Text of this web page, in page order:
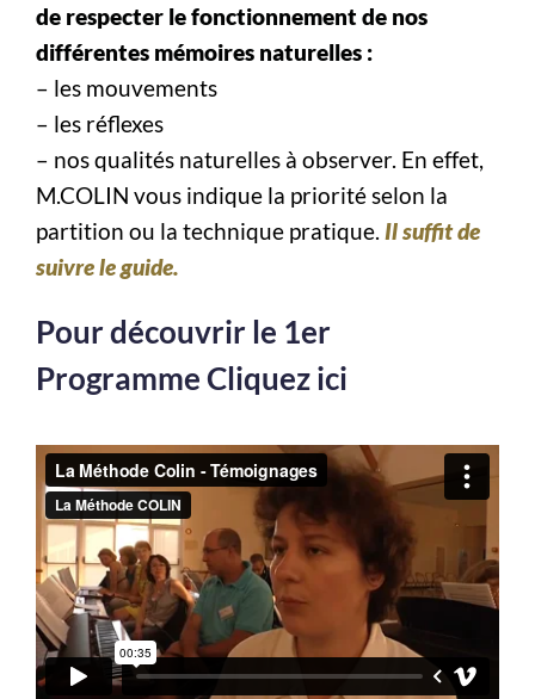
de respecter le fonctionnement de nos
différentes mémoires naturelles :
– les mouvements
– les réflexes
– nos qualités naturelles à observer. En effet,
M.COLIN vous indique la priorité selon la
partition ou la technique pratique. Il suffit de
suivre le guide.
Pour découvrir le 1er
Programme Cliquez ici